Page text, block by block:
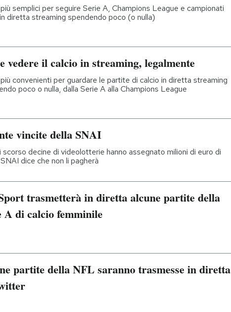
semplici per seguire Serie A, Champions League e campionati
diretta streaming spendendo poco (o nulla)
vedere il calcio in streaming, legalmente
convenienti per guardare le partite di calcio in diretta streaming
poco o nulla, dalla Serie A alla Champions League
vincite della SNAI
scorso decine di videolotterie hanno assegnato milioni di euro di
dice che non li pagherà
trasmetterà in diretta alcune partite della
A di calcio femminile
partite della NFL saranno trasmesse in diretta